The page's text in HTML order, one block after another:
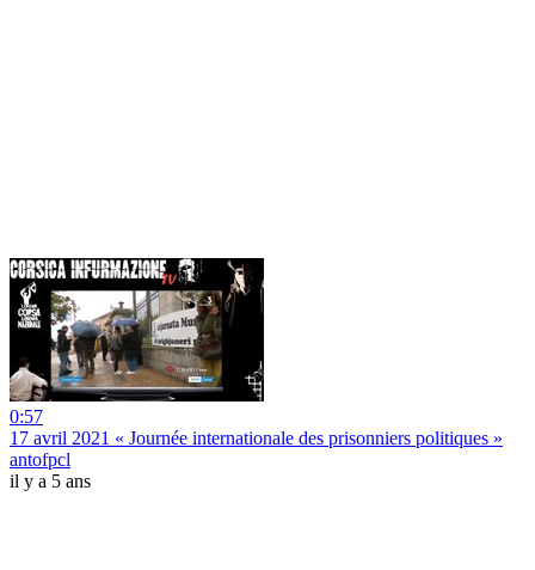
0:57
17 avril 2021 « Journée internationale des prisonniers politiques »
antofpcl
il y a 5 ans